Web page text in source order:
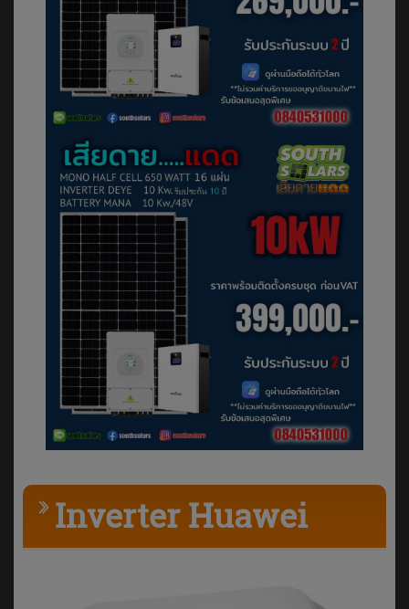
Inverter Huawei